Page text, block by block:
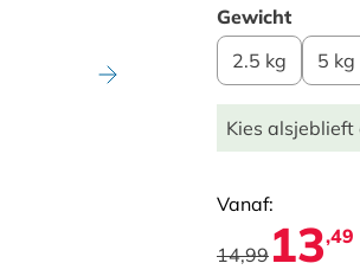
Gewicht
2.5 kg
5 kg
Kies alsjeblieft
Vanaf:
14,99 13,49